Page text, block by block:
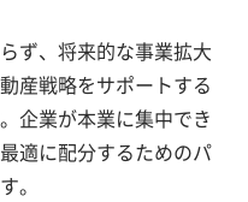
ず、将来的な事業拡大
産戦略をサポートする
企業が本業に集中でき
適に配分するためのパ
。